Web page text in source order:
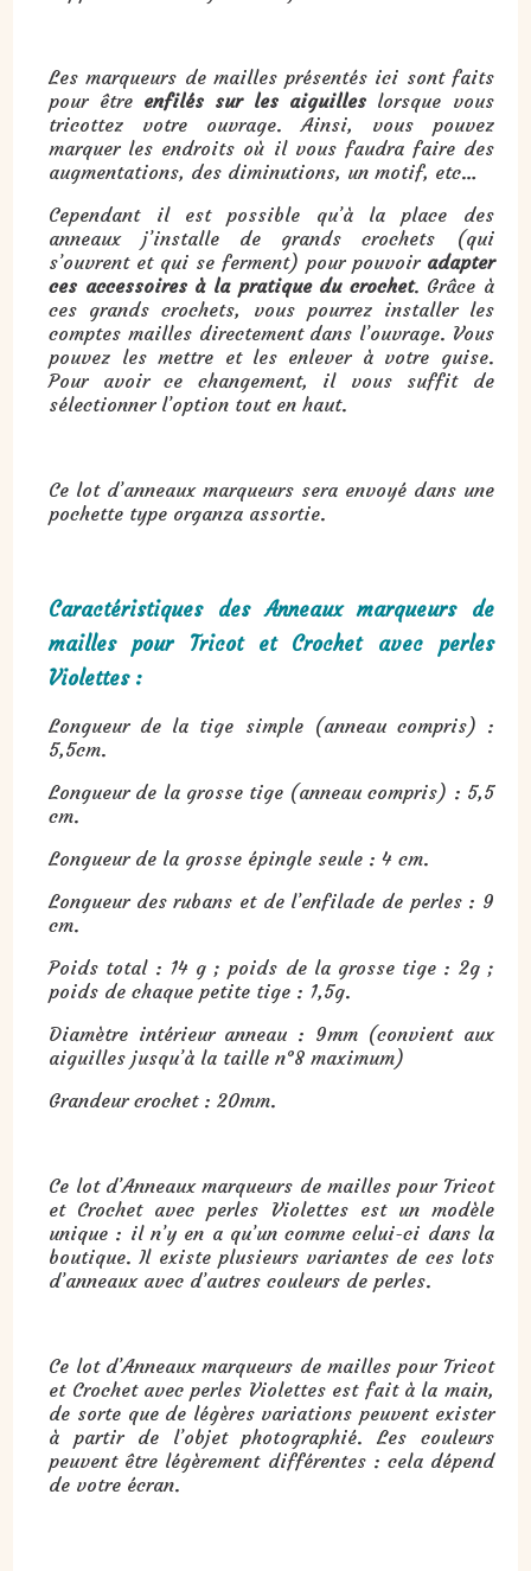
Les marqueurs de mailles présentés ici sont faits
pour être enfilés sur les aiguilles lorsque vous
tricottez votre ouvrage. Ainsi, vous pouvez
marquer les endroits où il vous faudra faire des
augmentations, des diminutions, un motif, etc…
Cependant il est possible qu’à la place des
anneaux j’installe de grands crochets (qui
s’ouvrent et qui se ferment) pour pouvoir adapter
ces accessoires à la pratique du crochet. Grâce à
ces grands crochets, vous pourrez installer les
comptes mailles directement dans l’ouvrage. Vous
pouvez les mettre et les enlever à votre guise.
Pour avoir ce changement, il vous suffit de
sélectionner l’option tout en haut.
Ce lot d’anneaux marqueurs sera envoyé dans une
pochette type organza assortie.
Caractéristiques des Anneaux marqueurs de
mailles pour Tricot et Crochet avec perles
Violettes :
Longueur de la tige simple (anneau compris) :
5,5cm.
Longueur de la grosse tige (anneau compris) : 5,5
cm.
Longueur de la grosse épingle seule : 4 cm.
Longueur des rubans et de l’enfilade de perles : 9
cm.
Poids total : 14 g ; poids de la grosse tige : 2g ;
poids de chaque petite tige : 1,5g.
Diamètre intérieur anneau : 9mm (convient aux
aiguilles jusqu’à la taille n°8 maximum)
Grandeur crochet : 20mm.
Ce lot d’Anneaux marqueurs de mailles pour Tricot
et Crochet avec perles Violettes est un modèle
unique : il n’y en a qu’un comme celui-ci dans la
boutique. Il existe plusieurs variantes de ces lots
d’anneaux avec d’autres couleurs de perles.
Ce lot d’Anneaux marqueurs de mailles pour Tricot
et Crochet avec perles Violettes est fait à la main,
de sorte que de légères variations peuvent exister
à partir de l’objet photographié. Les couleurs
peuvent être légèrement différentes : cela dépend
de votre écran.